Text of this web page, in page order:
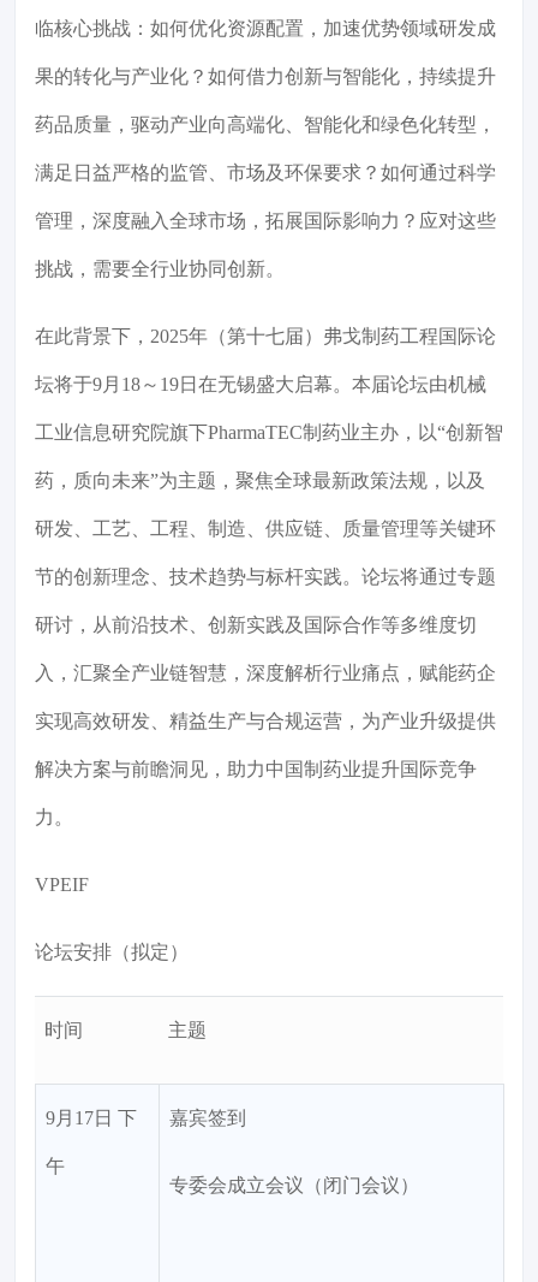
临核心挑战：如何优化资源配置，加速优势领域研发成
果的转化与产业化？如何借力创新与智能化，持续提升
药品质量，驱动产业向高端化、智能化和绿色化转型，
满足日益严格的监管、市场及环保要求？如何通过科学
管理，深度融入全球市场，拓展国际影响力？应对这些
挑战，需要全行业协同创新。
在此背景下，2025年（第十七届）弗戈制药工程国际论
坛将于9月18～19日在无锡盛大启幕。本届论坛由机械
工业信息研究院旗下PharmaTEC制药业主办，以“创新智
药，质向未来”为主题，聚焦全球最新政策法规，以及
研发、工艺、工程、制造、供应链、质量管理等关键环
节的创新理念、技术趋势与标杆实践。论坛将通过专题
研讨，从前沿技术、创新实践及国际合作等多维度切
入，汇聚全产业链智慧，深度解析行业痛点，赋能药企
实现高效研发、精益生产与合规运营，为产业升级提供
解决方案与前瞻洞见，助力中国制药业提升国际竞争
力。
VPEIF
论坛安排（拟定）
时间 主题
9月17日 下
午
嘉宾签到
专委会成立会议（闭门会议）